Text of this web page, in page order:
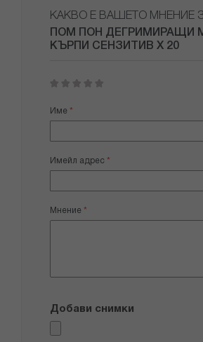
КАКВО Е ВАШЕТО МНЕНИЕ
ПОМ ПОН ДЕГРИМИРАЩИ
КЪРПИ СЕНЗИТИВ Х 20
star
stars
stars
stars
stars
Име
Имейл адрес
Мнение
Добави снимки